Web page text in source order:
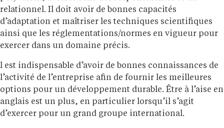
relationnel. Il doit avoir de bonnes capacités
d’adaptation et maîtriser les techniques scientifiques
ainsi que les réglementations/normes en vigueur pour
exercer dans un domaine précis.
l est indispensable d’avoir de bonnes connaissances de
l’activité de l’entreprise afin de fournir les meilleures
options pour un développement durable. Être à l’aise en
anglais est un plus, en particulier lorsqu’il s’agit
d’exercer pour un grand groupe international.